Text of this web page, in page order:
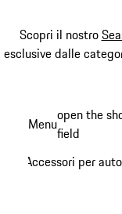
Scopri il nostro
esclusive dalle
principale
Menuopen the
field
Accessori per auto